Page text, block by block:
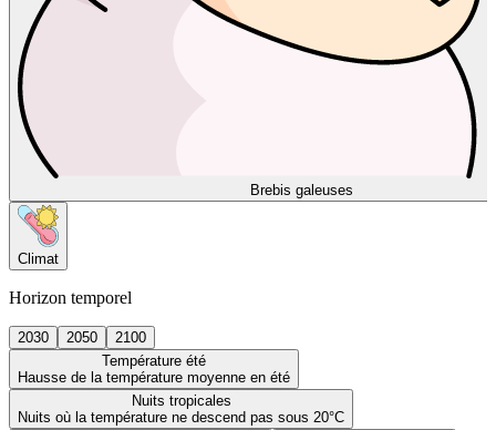
Brebis galeuses
Climat
Horizon temporel
2030 2050
2100
Température été
Hausse de la température moyenne en été
Nuits tropicales
Nuits où la température ne descend pas sous 20°C